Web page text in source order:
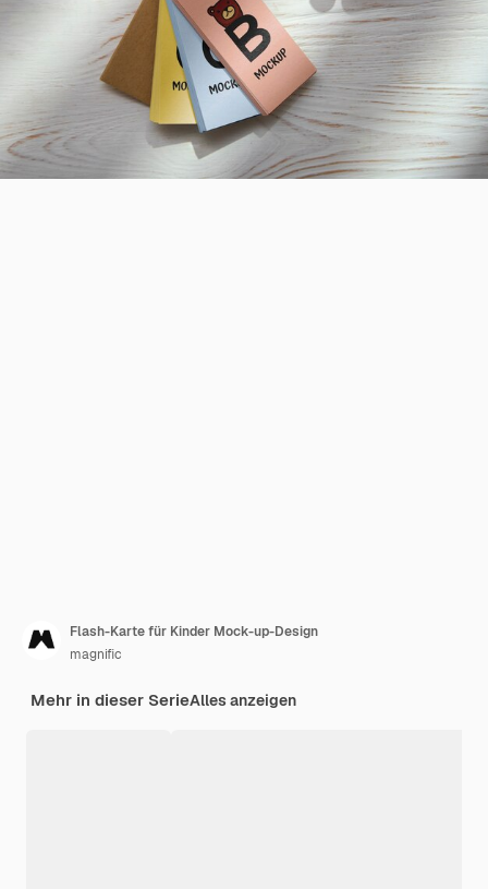
Flash-Karte für Kinder Mock-up-Design
magnific
Mehr in dieser SerieAlles anzeigen